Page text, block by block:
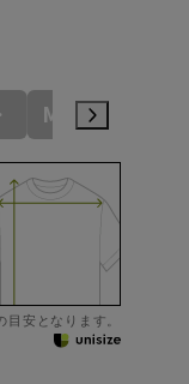
M(39cm)
安となります。